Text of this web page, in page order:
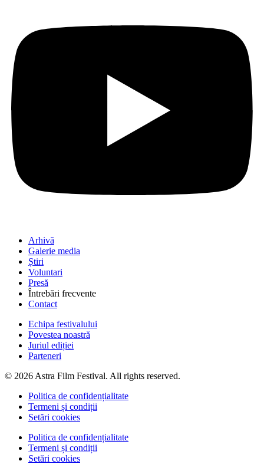
Arhivă
Galerie media
Știri
Voluntari
Presă
Întrebări frecvente
Contact
Echipa festivalului
Povestea noastră
Juriul ediției
Parteneri
© 2026 Astra Film Festival. All rights reserved.
Politica de confidențialitate
Termeni și condiții
Setări cookies
Politica de confidențialitate
Termeni și condiții
Setări cookies